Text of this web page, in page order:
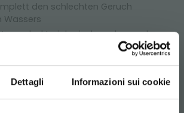
Dettagli Informazioni sui cookie
den schlechten Geruch
bakteriologisch sauber und
Fior d'Acqua erlauben es: